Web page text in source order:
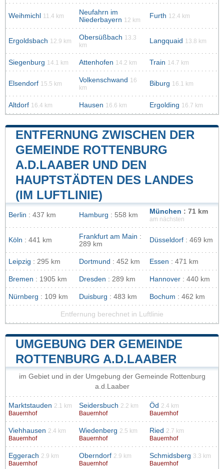
Weihmichl 11.4 km
Neufahrn im
Niederbayern 12 km
Furth 12.4 km
Ergoldsbach 12.9 km Obersüßbach 13.3
km
Langquaid 13.8 km
Siegenburg 14.1 km Attenhofen 14.2 km Train 14.7 km
Elsendorf 15.5 km Volkenschwand 16
km
Biburg 16.1 km
Altdorf 16.4 km Hausen 16.6 km Ergolding 16.7 km
ENTFERNUNG ZWISCHEN DER
GEMEINDE ROTTENBURG
A.D.LAABER UND DEN
HAUPTSTÄDTEN DES LANDES
(IM LUFTLINIE)
Berlin : 437 km Hamburg : 558 km München : 71 km
am nächsten
Köln : 441 km Frankfurt am Main :
289 km
Düsseldorf : 469 km
Leipzig : 295 km Dortmund : 452 km Essen : 471 km
Bremen : 1905 km Dresden : 289 km Hannover : 440 km
Nürnberg : 109 km Duisburg : 483 km Bochum : 462 km
Entfernung berechnet in Luftlinie
UMGEBUNG DER GEMEINDE
ROTTENBURG A.D.LAABER
im Gebiet und in der Umgebung der Gemeinde Rottenburg
a.d.Laaber
Marktstauden 2.1 km
Bauernhof
Seidersbuch 2.2 km
Bauernhof
Öd 2.4 km
Bauernhof
Viehhausen 2.4 km
Bauernhof
Wiedenberg 2.5 km
Bauernhof
Ried 2.7 km
Bauernhof
Eggerach 2.9 km
Bauernhof
Oberndorf 2.9 km
Bauernhof
Schmidsberg 3.3 km
Bauernhof